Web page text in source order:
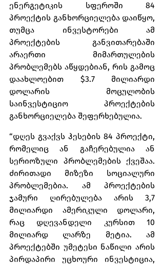
ენერგეტიკის სფეროში 84
პროექტის განხორციელება დაიწყო,
თუმცა ინვესტორები ამ
პროექტების განვითარებაში
არაერთი მიმართულების
პრობლემებს აწყდებიან, რის გამოც
დაახლოებით $3.7 მილიარდი
დოლარის მოცულობის
საინვესტიციო პროექტების
განხორციელება შეფერხებულია.
“დღეს გვაქვს ჰესების 84 პროექტი,
რომელიც ან გაჩერებულია ან
სერიოზული პრობლემების ქვეშაა.
ძირითადი მიზეზი სოციალური
პრობლემებია. ამ პროექტების
ჯამური ღირებულება არის 3,7
მილიარდი ამერიკული დოლარი,
რაც დღევანდელი კურსით 10
მილიარდ ლარზე მეტია. ამ
პროექტებში უმეტესი ნაწილი არის
პირდაპირი უცხოური ინვესტიცია,